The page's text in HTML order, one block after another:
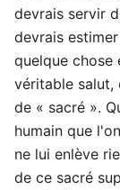
devrais servir
devrais
quelque chose
véritable salut,
de « sacré ».
humain que
ne lui enlève
de ce sacré